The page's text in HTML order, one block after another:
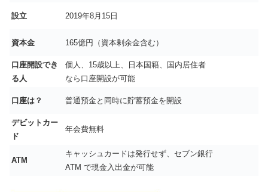
設立 2019年8月15日
資本金 165億円（資本剰余金含む）
口座開設でき
る人
個人、15歳以上、日本国籍、国内居住者
なら口座開設が可能
口座は？ 普通預金と同時に貯蓄預金を開設
デビットカー
ド
年会費無料
ATM
キャッシュカードは発行せず、セブン銀行
ATM で現金入出金が可能